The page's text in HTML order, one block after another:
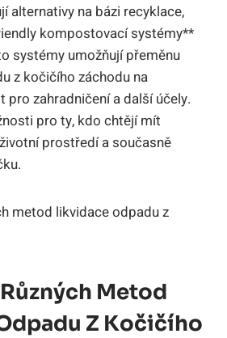
alternativy na bázi recyklace,
kompostovací systémy**
systémy umožňují přeměnu
z kočičího záchodu na
zahradničení a další účely.
pro ty, kdo chtějí mít
prostředí a současně
Metod
Z Kočičího